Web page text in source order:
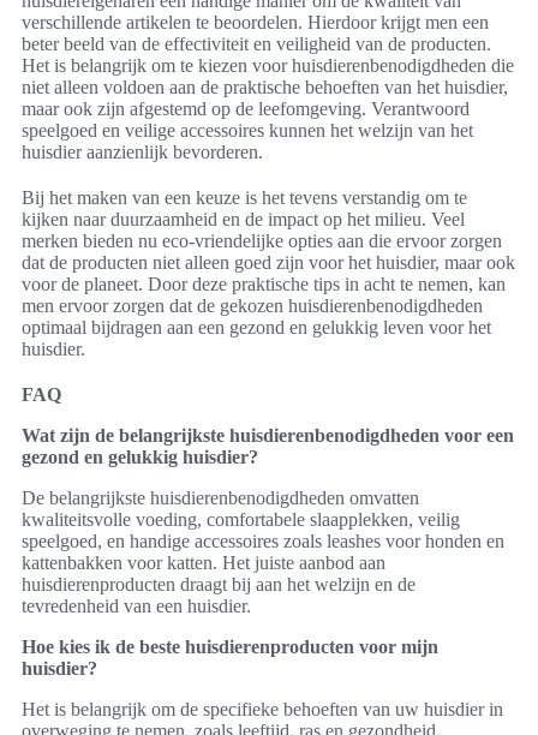
verschillende artikelen te beoordelen. Hierdoor krijgt men een
beter beeld van de effectiviteit en veiligheid van de producten.
Het is belangrijk om te kiezen voor huisdierenbenodigdheden die
niet alleen voldoen aan de praktische behoeften van het huisdier,
maar ook zijn afgestemd op de leefomgeving. Verantwoord
speelgoed en veilige accessoires kunnen het welzijn van het
huisdier aanzienlijk bevorderen.
Bij het maken van een keuze is het tevens verstandig om te
kijken naar duurzaamheid en de impact op het milieu. Veel
merken bieden nu eco-vriendelijke opties aan die ervoor zorgen
dat de producten niet alleen goed zijn voor het huisdier, maar ook
voor de planeet. Door deze praktische tips in acht te nemen, kan
men ervoor zorgen dat de gekozen huisdierenbenodigdheden
optimaal bijdragen aan een gezond en gelukkig leven voor het
huisdier.
FAQ
Wat zijn de belangrijkste huisdierenbenodigdheden voor een
gezond en gelukkig huisdier?
De belangrijkste huisdierenbenodigdheden omvatten
kwaliteitsvolle voeding, comfortabele slaapplekken, veilig
speelgoed, en handige accessoires zoals leashes voor honden en
kattenbakken voor katten. Het juiste aanbod aan
huisdierenproducten draagt bij aan het welzijn en de
tevredenheid van een huisdier.
Hoe kies ik de beste huisdierenproducten voor mijn
huisdier?
Het is belangrijk om de specifieke behoeften van uw huisdier in
overweging te nemen, zoals leeftijd, ras en gezondheid.